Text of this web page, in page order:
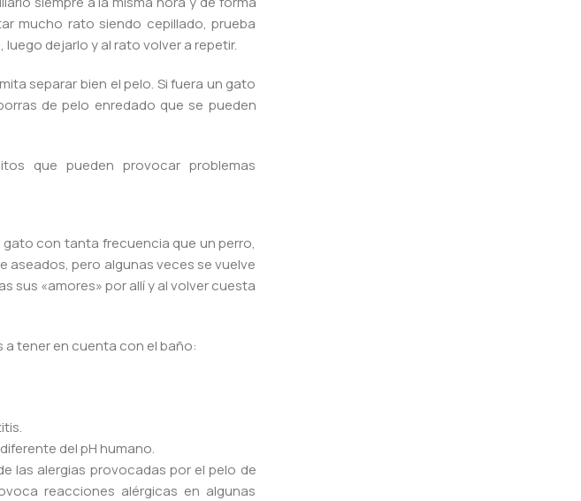
mucho rato siendo cepillado, prueba
dejarlo y al rato volver a repetir.
separar bien el pelo. Si fuera un gato
de pelo enredado que se pueden
que pueden provocar problemas
con tanta frecuencia que un perro,
aseados, pero algunas veces se vuelve
sus «amores» por allí y al volver cuesta
tener en cuenta con el baño:
del pH humano.
las alergias provocadas por el pelo de
reacciones alérgicas en algunas